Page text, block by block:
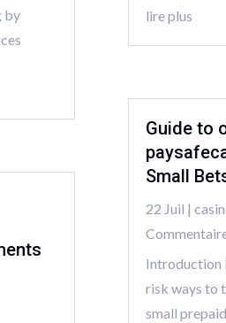
by
lire plus
Guide to
Small
22 Juil |
Introduction
risk ways to
small